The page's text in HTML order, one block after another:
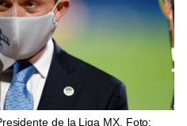
de la Liga MX. Foto: